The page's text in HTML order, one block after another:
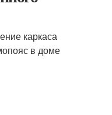
каркаса
в доме